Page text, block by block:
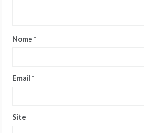
Nome *
Email *
Site